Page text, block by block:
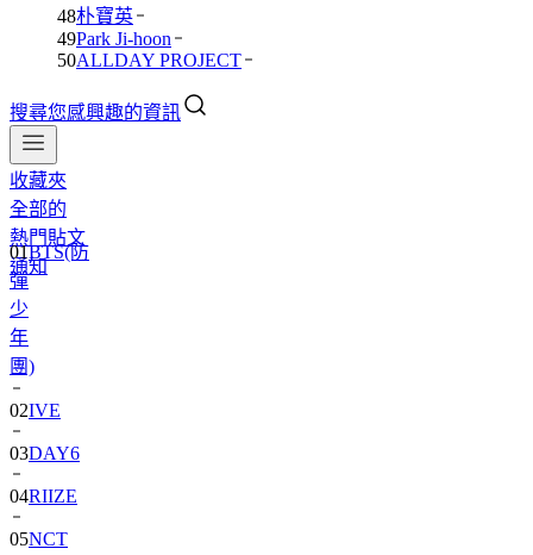
48朴寶英
49Park Ji-hoon
50ALLDAY PROJECT
搜尋您感興趣的資訊
收藏夾
全部的
熱門貼文
通知
01BTS(防
彈
少
年
團)
02IVE
03DAY6
04RIIZE
05NCT